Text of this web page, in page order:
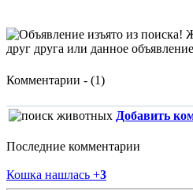
Комментарии - (1)
Добавить
Последние комментарии
Кошка нашлась +3